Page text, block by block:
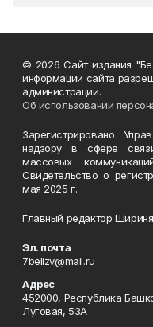
© 2026 Сайт издания
информации сайта
администрации.
Об использовании
Зарегистрировано
надзору в сфере
массовых
Свидетельство о
мая 2025 г.
Главный редактор
Эл. почта
7belizv@mail.ru
Адрес
452000, Республика
Луговая, 53А